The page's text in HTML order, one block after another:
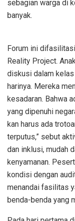
sebagian warga di
banyak.
Forum ini
Reality Project.
diskusi dalam
harinya. Mereka
kesadaran. Bahwa
yang dipenuhi
kan harus ada
terputus,” sebut
dan inklusi, mudah
kenyamanan.
kondisi dengan
menandai fasilitas
benda-benda yang